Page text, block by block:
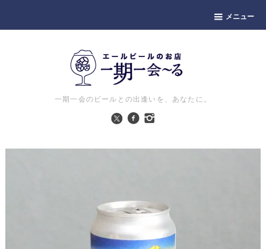
メニュー
一期一会のビールとの出逢いを、あなたに。